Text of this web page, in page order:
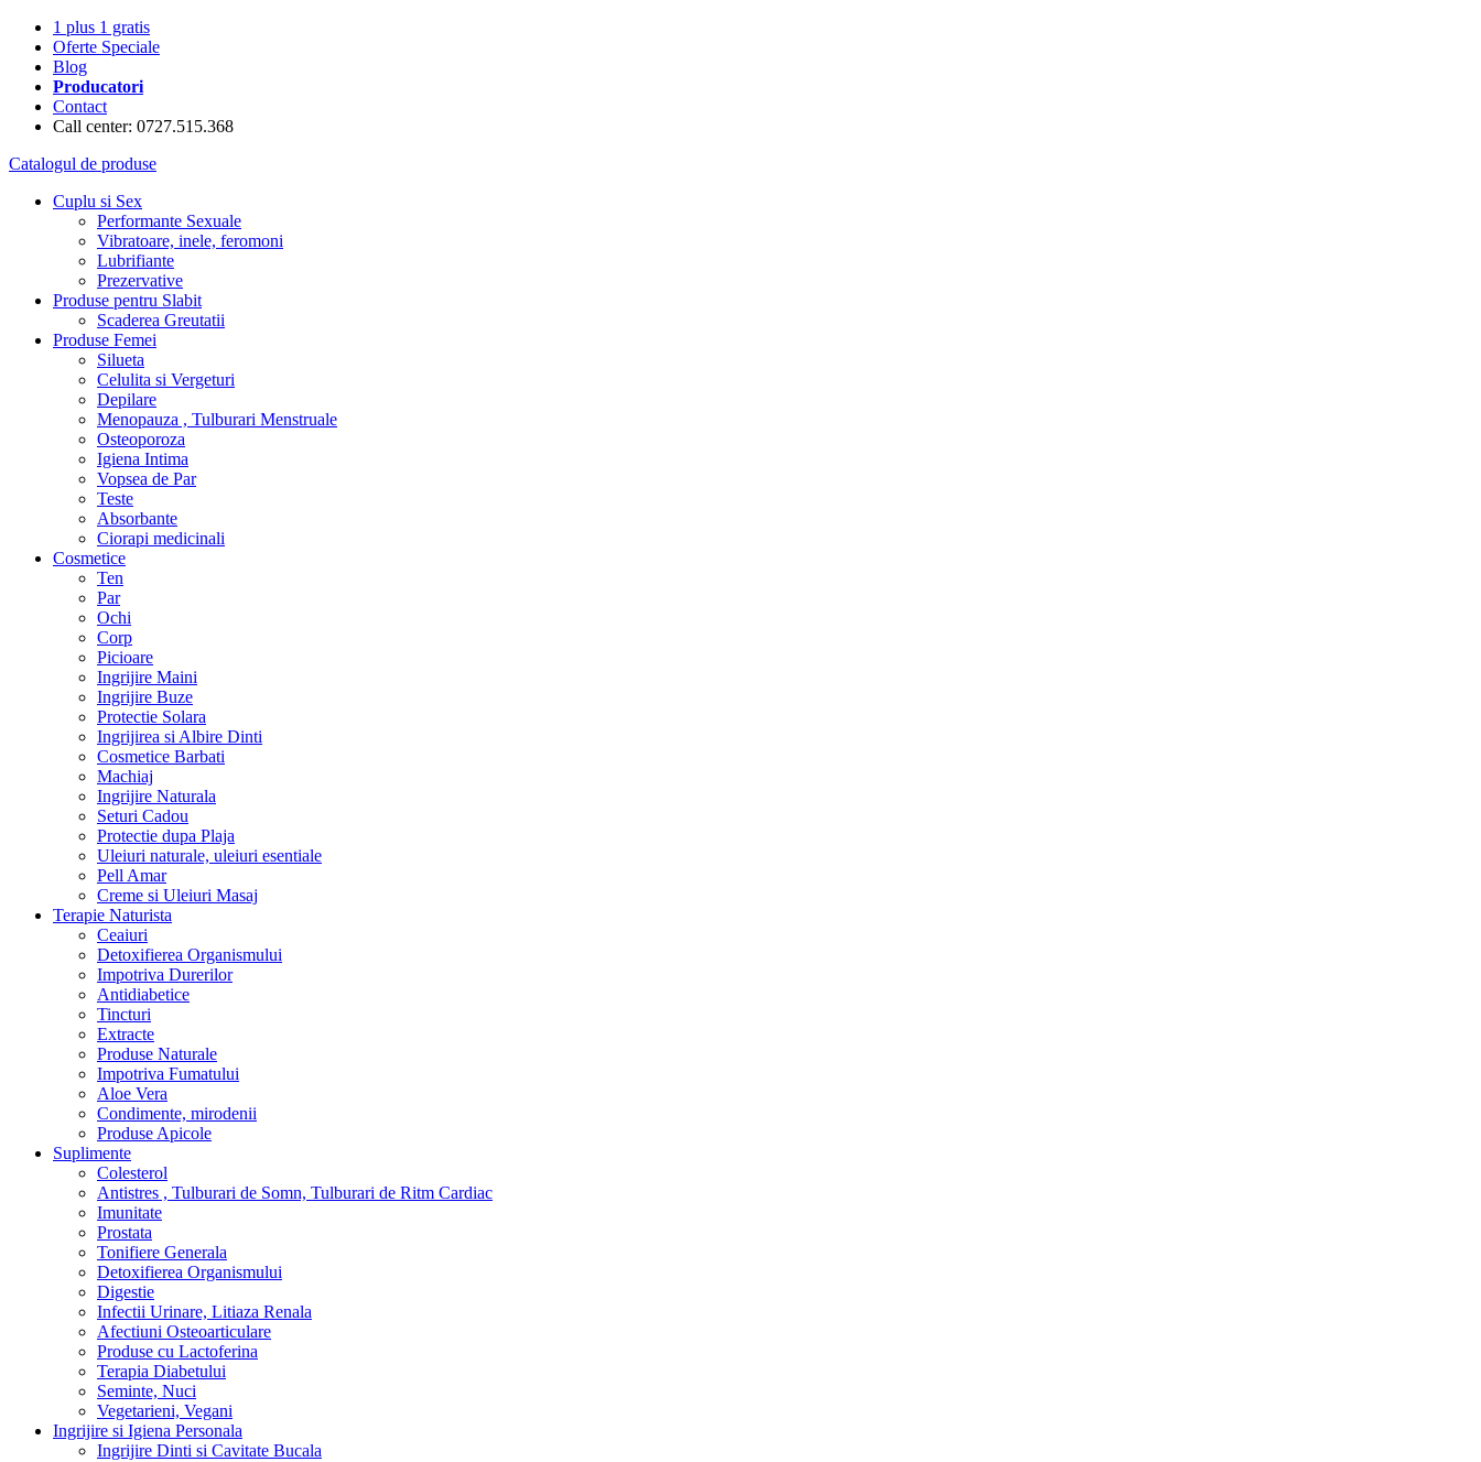
1 plus 1 gratis
Oferte Speciale
Blog
Producatori
Contact
Call center: 0727.515.368
Catalogul de produse
Cuplu si Sex
Performante Sexuale
Vibratoare, inele, feromoni
Lubrifiante
Prezervative
Produse pentru Slabit
Scaderea Greutatii
Produse Femei
Silueta
Celulita si Vergeturi
Depilare
Menopauza , Tulburari Menstruale
Osteoporoza
Igiena Intima
Vopsea de Par
Teste
Absorbante
Ciorapi medicinali
Cosmetice
Ten
Par
Ochi
Corp
Picioare
Ingrijire Maini
Ingrijire Buze
Protectie Solara
Ingrijirea si Albire Dinti
Cosmetice Barbati
Machiaj
Ingrijire Naturala
Seturi Cadou
Protectie dupa Plaja
Uleiuri naturale, uleiuri esentiale
Pell Amar
Creme si Uleiuri Masaj
Terapie Naturista
Ceaiuri
Detoxifierea Organismului
Impotriva Durerilor
Antidiabetice
Tincturi
Extracte
Produse Naturale
Impotriva Fumatului
Aloe Vera
Condimente, mirodenii
Produse Apicole
Suplimente
Colesterol
Antistres , Tulburari de Somn, Tulburari de Ritm Cardiac
Imunitate
Prostata
Tonifiere Generala
Detoxifierea Organismului
Digestie
Infectii Urinare, Litiaza Renala
Afectiuni Osteoarticulare
Produse cu Lactoferina
Terapia Diabetului
Seminte, Nuci
Vegetarieni, Vegani
Ingrijire si Igiena Personala
Ingrijire Dinti si Cavitate Bucala